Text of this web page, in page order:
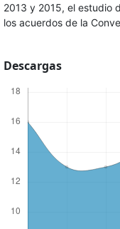
2013 y 2015, el estudio
los acuerdos de la
Descargas